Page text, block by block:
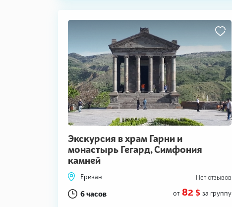
Экскурсия в храм Гарни и
монастырь Гегард, Симфония
камней
Ереван Нет отзывов
6 часов от 82 $ за группу